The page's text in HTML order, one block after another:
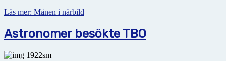
Läs mer: Månen i närbild
Astronomer besökte TBO